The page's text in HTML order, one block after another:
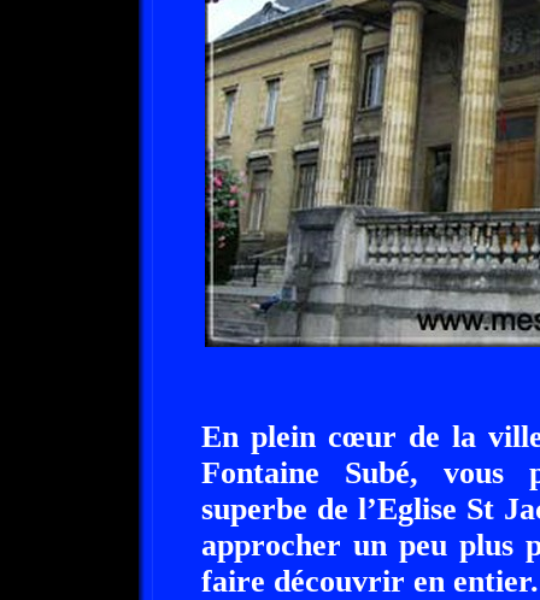
En plein cœur de la
Fontaine Subé, vous
superbe de l’Eglise St
approcher un peu plus
faire découvrir en entier.